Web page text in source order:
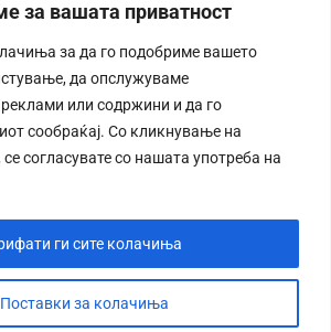
за вашата приватност
за да го подобриме вашето
да опслужуваме
или содржини и да го
сообраќај. Со кликнување на
се согласувате со нашата употреба на
Поставки за колачиња
ги сите колачиња
СТОРИЈА
ДЕБАТА